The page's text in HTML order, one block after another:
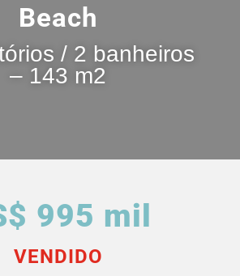
Beach
/ 2 banheiros
– 143 m2
995 mil
VENDIDO